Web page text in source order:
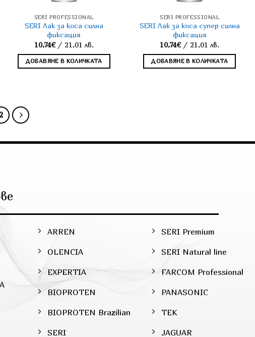
SERI PROFESSIONAL
SERI Лак за коса силна
фиксация
10,74€/ 21,01 лв.
ДОБАВЯНЕ В КОЛИЧКАТА
SERI PROFESSIONAL
SERI Лак за коса супер силна
фиксация
10,74€/ 21,01 лв.
ДОБАВЯНЕ В КОЛИЧКАТА
ARREN
OLENCIA
EXPERTIA
BIOPROTEN
BIOPROTEN Brazilian
SERI
SERI Premium
SERI Natural line
FARCOM Professional
PANASONIC
TEK
JAGUAR